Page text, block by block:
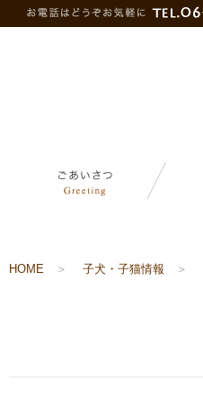
HOME ＞ 子犬・子猫情報 ＞